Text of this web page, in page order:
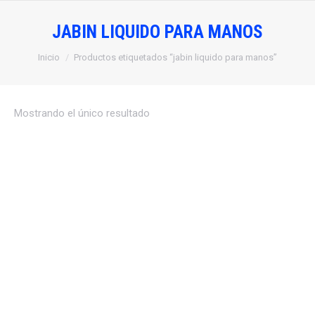
JABIN LIQUIDO PARA MANOS
Estás aquí:
Inicio Productos etiquetados “jabin liquido para manos”
Mostrando el único resultado